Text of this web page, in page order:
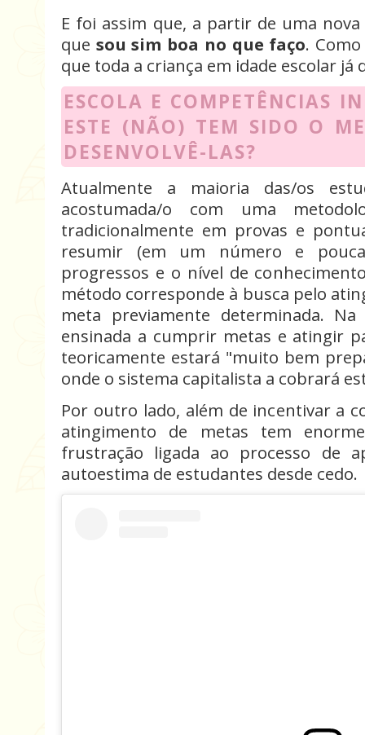
E foi assim que, a partir de uma
que sou sim boa no que faço.
que toda a criança em idade escolar
ESCOLA E COMPETÊNCIAS
ESTE (NÃO) TEM SIDO O
DESENVOLVÊ-LAS?
Atualmente a maioria das/os
acostumada/o com uma
tradicionalmente em provas e
resumir (em um número e
progressos e o nível de
método corresponde à busca pelo
meta previamente determinada.
ensinada a cumprir metas e atingir
teoricamente estará "muito bem
onde o sistema capitalista a cobrará
Por outro lado, além de incentivar a
atingimento de metas tem
frustração ligada ao processo de
autoestima de estudantes desde cedo.